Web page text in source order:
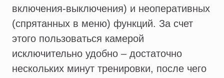
включения-выключения) и неоперативных
(спрятанных в меню) функций. За счет
этого пользоваться камерой
исключительно удобно – достаточно
нескольких минут тренировки, после чего